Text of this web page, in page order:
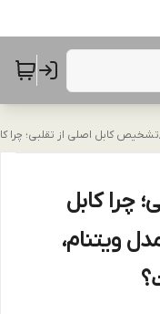
تشخیص کابل اصلی از تقلبی؛
چرا کابل
ویتنام،